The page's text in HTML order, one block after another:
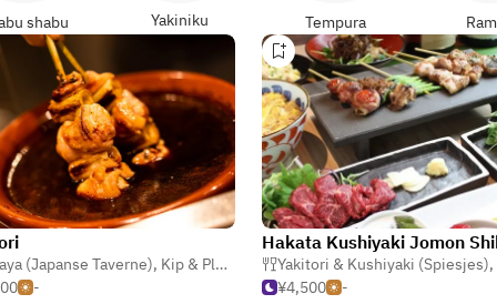
shabu Yakiniku Tempura
(Japanse Taverne), Kip & Pluimvee ,Yakitori & Kushiyaki (Spiesjes)
-
Yakitori & Kushiyaki (Spiesjes),
¥4,500
-